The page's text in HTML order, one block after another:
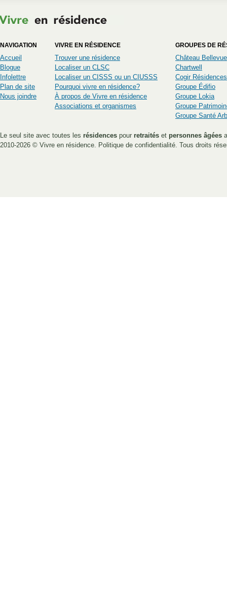
NAVIGATION
Accueil
Blogue
Infolettre
Plan de site
Nous joindre
VIVRE EN RÉSIDENCE
Trouver une résidence
Localiser un CLSC
Localiser un CISSS ou un CIUSSS
Pourquoi vivre en résidence?
À propos de Vivre en résidence
Associations et organismes
GROUPES DE
Château Bellevue
Chartwell
Cogir Résidences
Groupe Édifio
Groupe Lokia
Groupe
Groupe Santé
Le seul site avec toutes les résidences pour retraités et personnes âgées
2010-2026 © Vivre en résidence. Politique de confidentialité. Tous droits